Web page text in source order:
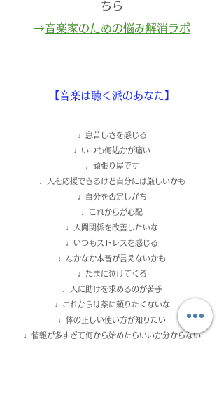
ちら
​→音楽家のための悩み解消ラボ
【音楽は聴く派のあなた】
♩息苦しさを感じる
♩いつも何処かが痛い
♩頑張り屋です
♩人を応援できるけど自分には厳しいかも
♩自分を否定しがち
♩これからが心配
♩人間関係を改善したいな
♩いつもストレスを感じる
♩なかなか本音が言えないかも
♩たまに泣けてくる
♩人に助けを求めるのが苦手
♩これからは薬に頼りたくないな
♩体の正しい使い方が知りたい
​♩情報が多すぎて何から始めたらいいか分からない